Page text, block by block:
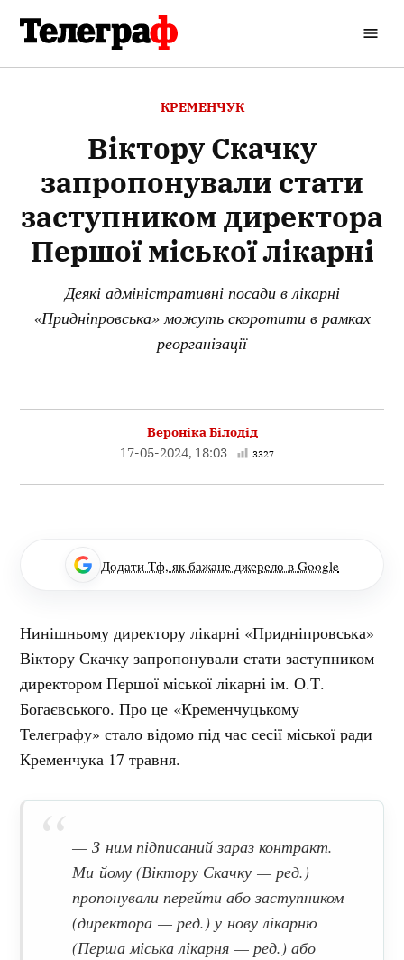
вмісту
Телеграф
ОПУБЛІКОВАНО
КРЕМЕНЧУК
Віктору Скачку
запропонували стати
заступником директора
Першої міської лікарні
Деякі адміністративні посади в лікарні
«Придніпровська» можуть скоротити в рамках
реорганізації
Вероніка Білодід
17-05-2024, 18:03
3327
Додати Тф, як бажане джерело в Google
Нинішньому директору лікарні «Придніпровська»
Віктору Скачку запропонували стати заступником
директором Першої міської лікарні ім. О.Т.
Богаєвського. Про це «Кременчуцькому
Телеграфу» стало відомо під час сесії міської ради
Кременчука 17 травня.
— З ним підписаний зараз контракт.
Ми йому (Віктору Скачку — ред.)
пропонували перейти або заступником
(директора — ред.) у нову лікарню
(Перша міська лікарня — ред.) або